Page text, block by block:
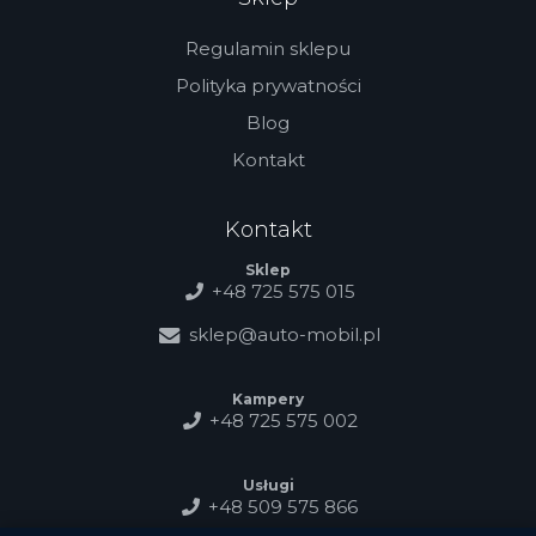
Regulamin sklepu
Polityka prywatności
Blog
Kontakt
Kontakt
Sklep
+48 725 575 015
sklep@auto-mobil.pl
Kampery
+48 725 575 002
Usługi
+48 509 575 866